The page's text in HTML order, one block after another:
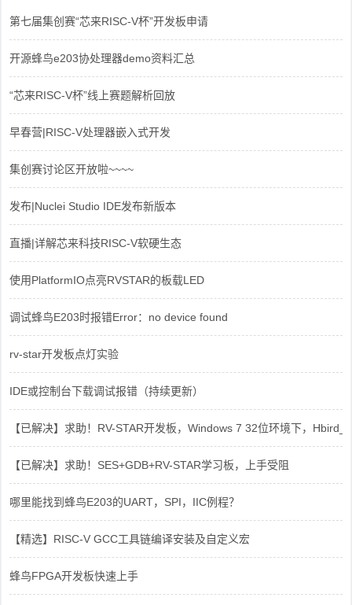
第七届集创赛“芯来RISC-V杯”开发板申请
开源蜂鸟e203协处理器demo资料汇总
“芯来RISC-V杯”线上赛题解析回放
早春营|RISC-V处理器嵌入式开发
集创赛讨论区开放啦~~~~
发布|Nuclei Studio IDE发布新版本
直播|详解芯来科技RISC-V软硬生态
使用PlatformIO点亮RVSTAR的板载LED
调试蜂鸟E203时报错Error：no device found
rv-star开发板点灯实验
IDE或控制台下载调试报错（持续更新）
【已解决】求助！RV-STAR开发板，Windows 7 32位环境下，
【已解决】求助！SES+GDB+RV-STAR学习板，上手受阻
哪里能找到蜂鸟E203的UART，SPI，IIC例程？
【精选】RISC-V GCC工具链编译安装及自定义宏
蜂鸟FPGA开发板快速上手